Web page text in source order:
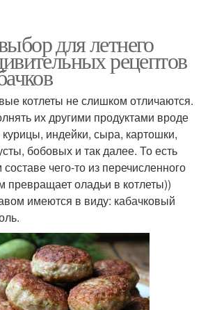
для летнего
рецептов
котлеты не слишком отличаются.
их другими продуктами вроде
индейки, сыра, картошки,
бобовых и так далее. То есть
чего-то из перечисленного
оладьи в котлеты))
имеются в виду: кабачковый